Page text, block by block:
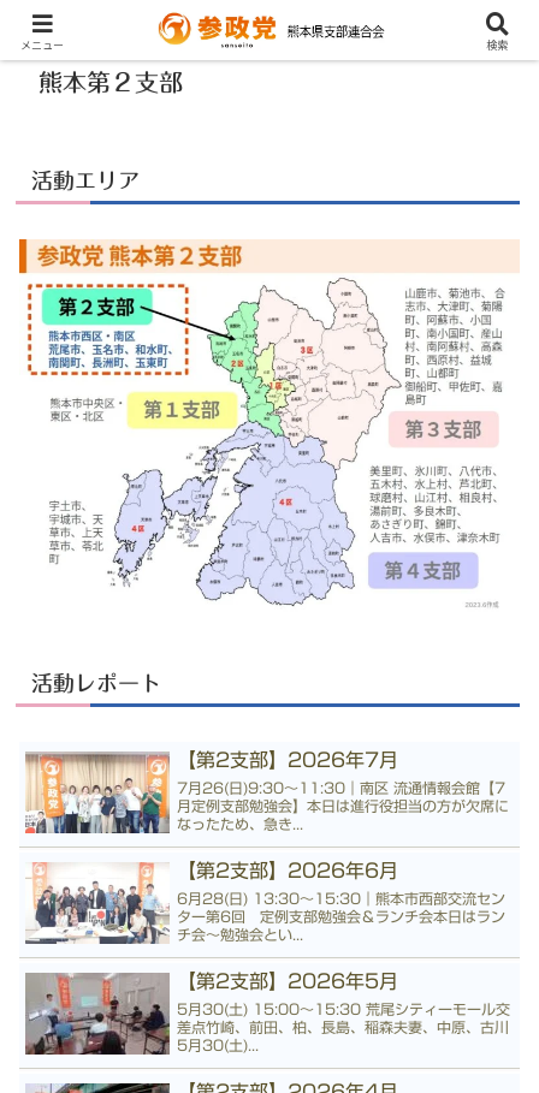
熊本第２支部
活動エリア
活動レポート
【第2支部】2026年7月
7月26(日)9:30〜11:30｜南区 流通情報会館【7
月定例支部勉強会】本日は進行役担当の方が欠席に
なったため、急き...
【第2支部】2026年6月
6月28(日) 13:30〜15:30｜熊本市西部交流セン
ター第6回 定例支部勉強会＆ランチ会本日はラン
チ会〜勉強会とい...
【第2支部】2026年5月
5月30(土) 15:00〜15:30 荒尾シティーモール交
差点竹崎、前田、柏、長島、稲森夫妻、中原、古川
5月30(土)...
メニュー 検索